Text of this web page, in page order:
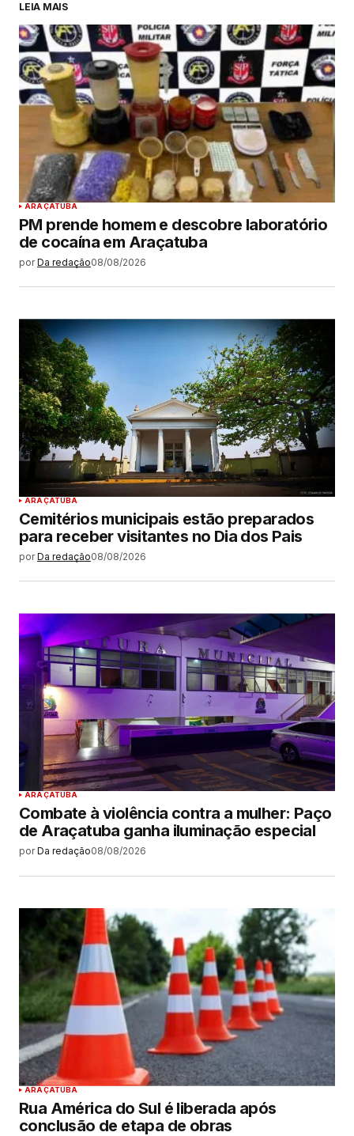
LEIA MAIS
ARAÇATUBA
PM prende homem e descobre laboratório
de cocaína em Araçatuba
por Da redação08/08/2026
ARAÇATUBA
Cemitérios municipais estão preparados
para receber visitantes no Dia dos Pais
por Da redação08/08/2026
ARAÇATUBA
Combate à violência contra a mulher: Paço
de Araçatuba ganha iluminação especial
por Da redação08/08/2026
ARAÇATUBA
Rua América do Sul é liberada após
conclusão de etapa de obras